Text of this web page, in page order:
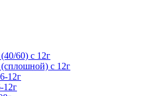
60) с 12г
(сплошной) с 12г
12г
12г